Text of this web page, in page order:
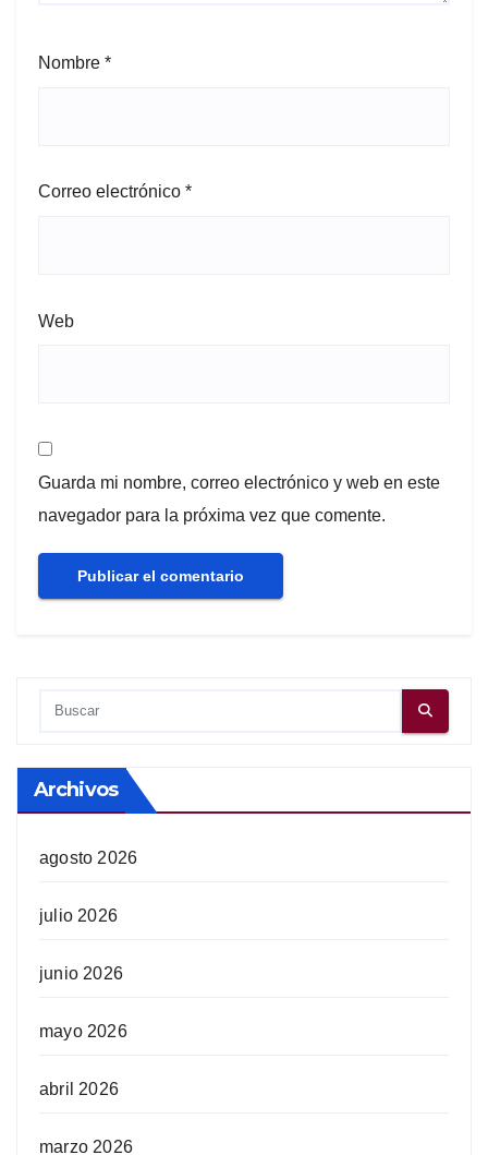
Nombre *
Correo electrónico *
Web
Guarda mi nombre, correo electrónico y web en este
navegador para la próxima vez que comente.
Archivos
agosto 2026
julio 2026
junio 2026
mayo 2026
abril 2026
marzo 2026